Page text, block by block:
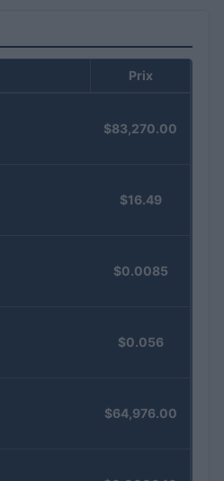
Prix
$83,270.00
$16.49
$0.0085
$0.056
$64,976.00